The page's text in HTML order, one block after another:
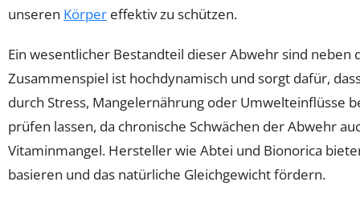
unseren Körper effektiv zu schützen.
Ein wesentlicher Bestandteil dieser Abwehr sind
Zusammenspiel ist hochdynamisch und sorgt dafür,
durch Stress, Mangelernährung oder Umwelteinflüsse
prüfen lassen, da chronische Schwächen der Abwehr
Vitaminmangel. Hersteller wie Abtei und Bionorica
basieren und das natürliche Gleichgewicht fördern.